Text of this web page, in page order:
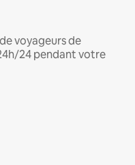
voyageurs de
24 pendant votre